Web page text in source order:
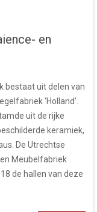
en
bestaat uit delen van
‘Holland’.
uit de rijke
keramiek,
De Utrechtse
Meubelfabriek
de hallen van deze